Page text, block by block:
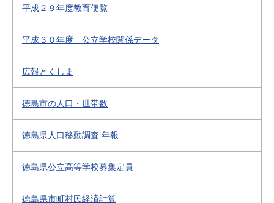
平成２９年度教育便覧
平成３０年度 公立学校関係データ
広報とくしま
徳島市の人口・世帯数
徳島県人口移動調査 年報
徳島県公立高等学校募集定員
徳島県市町村民経済計算